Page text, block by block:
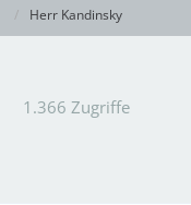
Herr Kandinsky
1.366 Zugriffe